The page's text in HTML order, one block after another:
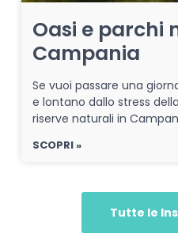
Oasi e parchi
Campania
Se vuoi passare una
e lontano dallo stress
riserve naturali in
SCOPRI »
Tutte le